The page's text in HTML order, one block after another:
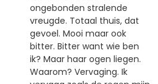
ongebonden stralende
vreugde. Totaal thuis, dat
gevoel. Mooi maar ook
bitter. Bitter want wie ben
ik? Maar haar ogen liegen.
Waarom? Vervaging. Ik